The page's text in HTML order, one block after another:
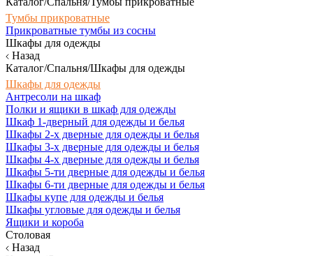
Тумбы прикроватные
Прикроватные тумбы из сосны
Шкафы для одежды
Назад
Каталог/Спальня/Шкафы для одежды
Шкафы для одежды
Антресоли на шкаф
Полки и ящики в шкаф для одежды
Шкаф 1-дверный для одежды и белья
Шкафы 2-х дверные для одежды и белья
Шкафы 3-х дверные для одежды и белья
Шкафы 4-х дверные для одежды и белья
Шкафы 5-ти дверные для одежды и белья
Шкафы 6-ти дверные для одежды и белья
Шкафы купе для одежды и белья
Шкафы угловые для одежды и белья
Ящики и короба
Столовая
Назад